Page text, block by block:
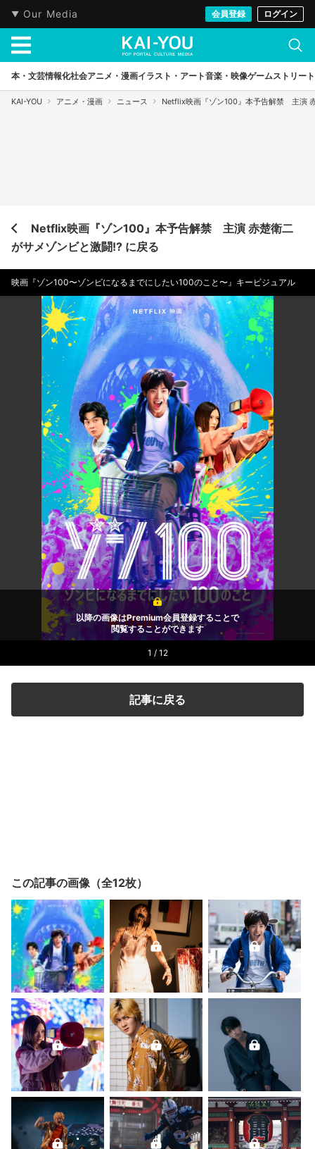
Our Media 会員登録 ログイン
本・文芸情報化社会アニメ・漫画イラスト・アート音楽・映像ゲームストリート
KAI-YOU アニメ・漫画 ニュース Netflix映画『ゾン100』本予告解禁 主演
Netflix映画『ゾン100』本予告解禁 主演 赤楚衛二
がサメゾンビと激闘!? に戻る
映画『ゾン100〜ゾンビになるまでにしたい100のこと〜』キービジュアル
以降の画像はPremium会員登録することで
閲覧することができます
1 / 12
記事に戻る
この記事の画像（全12枚）